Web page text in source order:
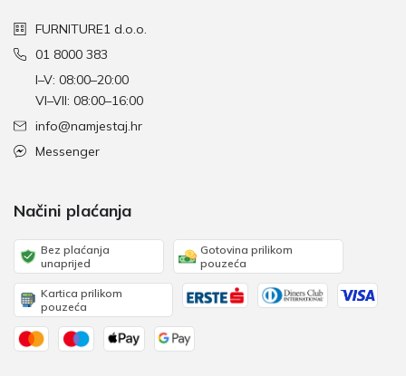
FURNITURE1 d.o.o.
01 8000 383
I–V: 08:00–20:00
VI–VII: 08:00–16:00
info@namjestaj.hr
Messenger
Načini plaćanja
Bez plaćanja
unaprijed
Gotovina prilikom
pouzeća
Kartica prilikom
pouzeća